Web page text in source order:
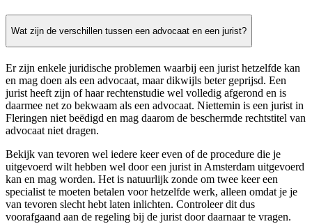
Wat zijn de verschillen tussen een advocaat en een jurist?
Er zijn enkele juridische problemen waarbij een jurist hetzelfde kan
en mag doen als een advocaat, maar dikwijls beter geprijsd. Een
jurist heeft zijn of haar rechtenstudie wel volledig afgerond en is
daarmee net zo bekwaam als een advocaat. Niettemin is een jurist in
Fleringen niet beëdigd en mag daarom de beschermde rechtstitel van
advocaat niet dragen.
Bekijk van tevoren wel iedere keer even of de procedure die je
uitgevoerd wilt hebben wel door een jurist in Amsterdam uitgevoerd
kan en mag worden. Het is natuurlijk zonde om twee keer een
specialist te moeten betalen voor hetzelfde werk, alleen omdat je je
van tevoren slecht hebt laten inlichten. Controleer dit dus
voorafgaand aan de regeling bij de jurist door daarnaar te vragen.